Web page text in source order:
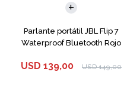
Parlante portátil JBL Flip 7
Waterproof Bluetooth Rojo
USD 139,00 USD 149,00